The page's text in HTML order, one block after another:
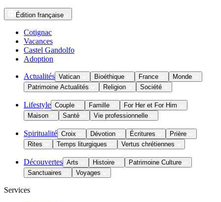
Édition française
Cotignac
Vacances
Castel Gandolfo
Adoption
Actualités Vatican Bioéthique France
Monde
Patrimoine Actualités
Religion Société
Lifestyle Couple Famille
For Her et For Him
Maison
Santé Vie professionnelle
Spiritualité Croix Dévotion Écritures
Prière
Rites
Temps liturgiques Vertus chrétiennes
Découvertes Arts Histoire
Patrimoine Culture
Sanctuaires
Voyages
Services